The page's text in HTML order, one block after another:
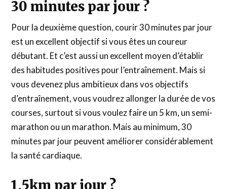
30 minutes par jour ?
Pour la deuxième question, courir 30 minutes par jour
est un excellent objectif si vous êtes un coureur
débutant. Et c’est aussi un excellent moyen d’établir
des habitudes positives pour l’entraînement. Mais si
vous devenez plus ambitieux dans vos objectifs
d’entraînement, vous voudrez allonger la durée de vos
courses, surtout si vous voulez faire un 5 km, un semi-
marathon ou un marathon. Mais au minimum, 30
minutes par jour peuvent améliorer considérablement
la santé cardiaque.
1,5km par jour ?